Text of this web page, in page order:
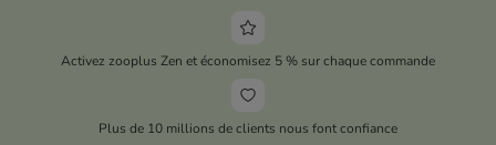
Activez zooplus Zen et économisez 5 % sur chaque commande
Plus de 10 millions de clients nous font confiance